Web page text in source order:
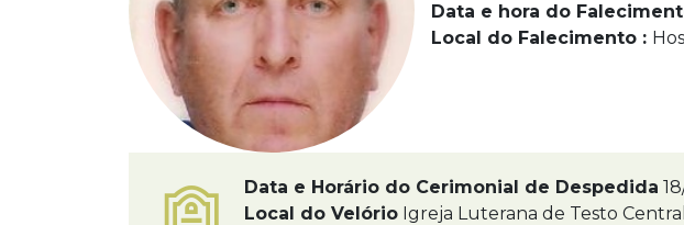
Data e hora do
Local do Falecimento :
Data e Horário do Cerimonial de Despedida
Local do Velório Igreja Luterana de Testo